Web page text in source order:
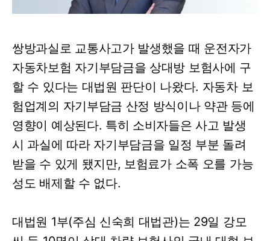
쌍방과실로 교통사고가 발생했을 때 운전자가
자동차보험 자기부담금을 상대방 보험사에 구
할 수 있다는 대법원 판단이 나왔다. 자동차 보
험업계의 자기부담금 산정 방식이나 약관 등에
영향이 예상된다. 특히 소비자들은 사고 발생
시 과실에 따라 자기부담금을 일정 부분 돌려
받을 수 있게 됐지만, 보험료가 소폭 오를 가능
성도 배제할 수 없다.
대법원 1부(주심 신숙희 대법관)는 29일 강모